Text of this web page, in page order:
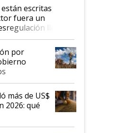
escritas
fuera un
llegó
y hasta se
al IPCVA
por
más de US$
2026: qué